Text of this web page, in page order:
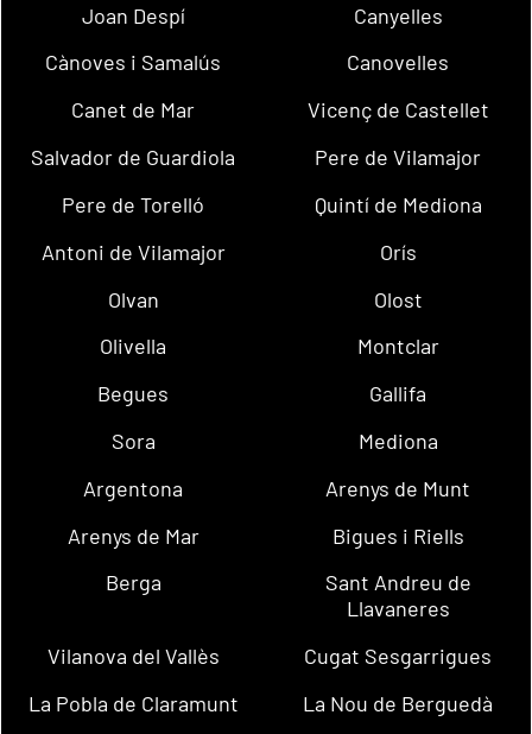
Joan Despí
Canyelles
Cànoves i Samalús
Canovelles
Canet de Mar
Vicenç de Castellet
Salvador de Guardiola
Pere de Vilamajor
Pere de Torelló
Quintí de Mediona
Antoni de Vilamajor
Orís
Olvan
Olost
Olivella
Montclar
Begues
Gallifa
Sora
Mediona
Argentona
Arenys de Munt
Arenys de Mar
Bigues i Riells
Berga
Sant Andreu de
Llavaneres
Vilanova del Vallès
Cugat Sesgarrigues
La Pobla de Claramunt
La Nou de Berguedà